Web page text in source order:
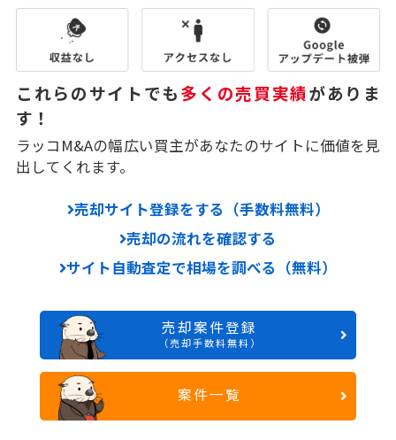
これらのサイトでも多くの売買実績がありま
す！
ラッコM&Aの幅広い買主があなたのサイトに価値を見
出してくれます。
売却サイト登録をする（手数料無料）
売却の流れを確認する
サイト自動査定で相場を調べる（無料）
売却案件登録
（売却手数料無料）
案件一覧